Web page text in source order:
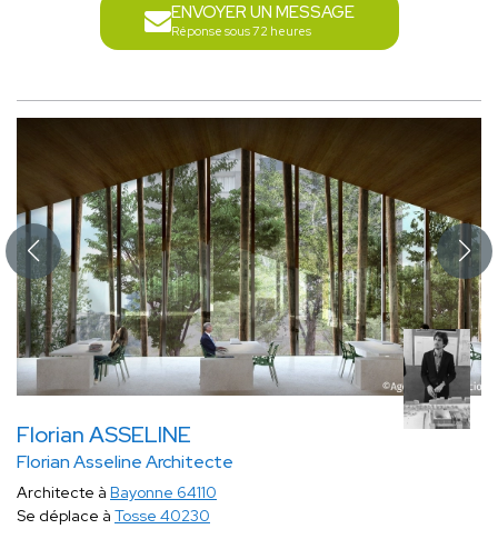
ENVOYER UN MESSAGE
Réponse sous 72 heures
Florian ASSELINE
Florian Asseline Architecte
Architecte à Bayonne 64110
Se déplace à Tosse 40230